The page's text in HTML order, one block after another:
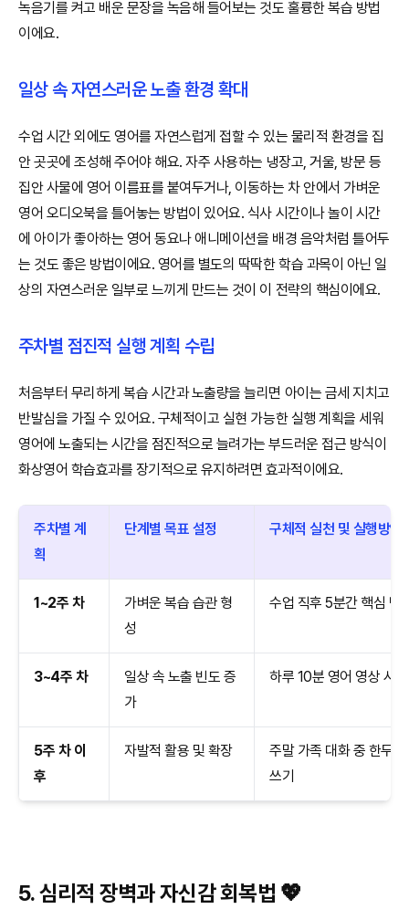
녹음기를 켜고 배운 문장을 녹음해 들어보는 것도 훌륭한 복습 방법
이에요.
일상 속 자연스러운 노출 환경 확대
수업 시간 외에도 영어를 자연스럽게 접할 수 있는 물리적 환경을 집
안 곳곳에 조성해 주어야 해요. 자주 사용하는 냉장고, 거울, 방문 등
집안 사물에 영어 이름표를 붙여두거나, 이동하는 차 안에서 가벼운
영어 오디오북을 틀어놓는 방법이 있어요. 식사 시간이나 놀이 시간
에 아이가 좋아하는 영어 동요나 애니메이션을 배경 음악처럼 틀어두
는 것도 좋은 방법이에요. 영어를 별도의 딱딱한 학습 과목이 아닌 일
상의 자연스러운 일부로 느끼게 만드는 것이 이 전략의 핵심이에요.
주차별 점진적 실행 계획 수립
처음부터 무리하게 복습 시간과 노출량을 늘리면 아이는 금세 지치고
반발심을 가질 수 있어요. 구체적이고 실현 가능한 실행 계획을 세워
영어에 노출되는 시간을 점진적으로 늘려가는 부드러운 접근 방식이
화상영어 학습효과를 장기적으로 유지하려면 효과적이에요.
주차별 계
획
단계별 목표 설정 구체적 실천 및 실행방안
1~2주 차
가벼운 복습 습관 형
성
수업 직후 5분간 핵심 단
3~4주 차
일상 속 노출 빈도 증
가
하루 10분 영어 영상 시
5주 차 이
후
자발적 활용 및 확장
주말 가족 대화 중 한두
쓰기
5. 심리적 장벽과 자신감 회복법 💖